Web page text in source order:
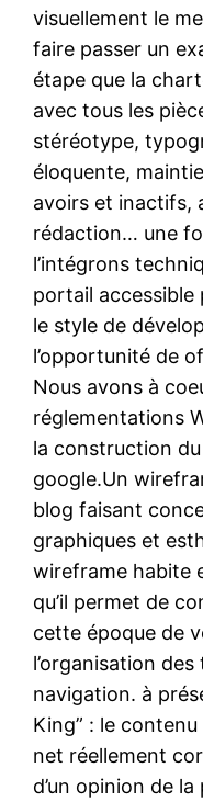
visuellement le
faire passer un
étape que la
avec tous les
stéréotype,
éloquente,
avoirs et inactifs,
rédaction… une
l’intégrons
portail accessible
le style de
l’opportunité de
Nous avons à
réglementations
la construction
google.Un
blog faisant
graphiques et
wireframe habite
qu’il permet de
cette époque de
l’organisation
navigation. à
King” : le
net réellement
d’un opinion de